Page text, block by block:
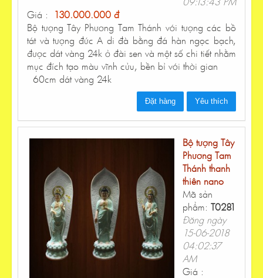
Giá :
130.000.000 đ
Bộ tượng Tây Phương Tam Thánh với tượng các bồ
tát và tượng đức A di đà bằng đá hàn ngọc bạch,
được dát vàng 24k ở đài sen và một số chi tiết nhằm
mục đích tạo màu vĩnh cửu, bền bỉ với thời gian
60cm dát vàng 24k
Đặt hàng Yêu thích
Bộ tượng Tây
Phương Tam
Thánh thanh
thiên nano
Mã sản
phẩm: T0281
Đăng ngày
15-06-2018
04:02:37
AM
Giá :